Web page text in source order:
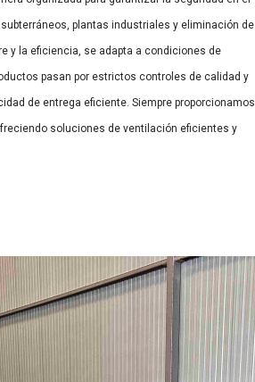
plantas industriales y eliminación de
y la eficiencia, se adapta a condiciones de
pasan por estrictos controles de calidad y
de entrega eficiente. Siempre proporcionamos
soluciones de ventilación eficientes y